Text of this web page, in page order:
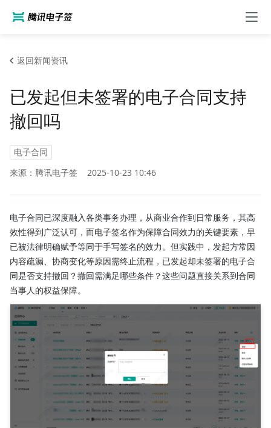
返回新闻资讯
已发起但未签署的电子合同支持
撤回吗
电子合同
来源：腾讯电子签
2025-10-23 10:46
电子合同已深度融入各类事务办理，从商业合作到日常服务，其高
效性得到广泛认可，而电子签名作为保障合同效力的关键要素，早
已被法律明确赋予等同于手写签名的效力。但实践中，发起方常因
内容疏漏、协商变化等原因需终止流程，已发起却未签署的电子合
同是否支持撤回？撤回需满足哪些条件？这些问题直接关系到合同
当事人的权益保障。​